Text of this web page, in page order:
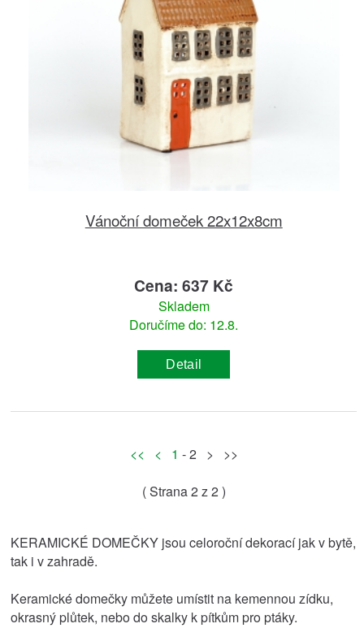
Vánoční domeček 22x12x8cm
Cena: 637 Kč
Skladem
Doručíme do: 12.8.
Detail
<< < 1 - 2 > >>
( Strana2 z 2 )
KERAMICKÉ DOMEČKY jsou celoroční dekorací jak v bytě,
tak i v zahradě.
Keramické domečky můžete umístit na kemennou zídku,
okrasný plůtek, nebo do skalky k pítkům pro ptáky.